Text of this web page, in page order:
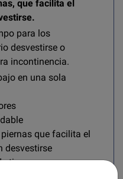
que facilita el
para los
desvestirse o
incontinencia.
en una sola
que facilita el
desvestirse
tiempo
y el acceso a